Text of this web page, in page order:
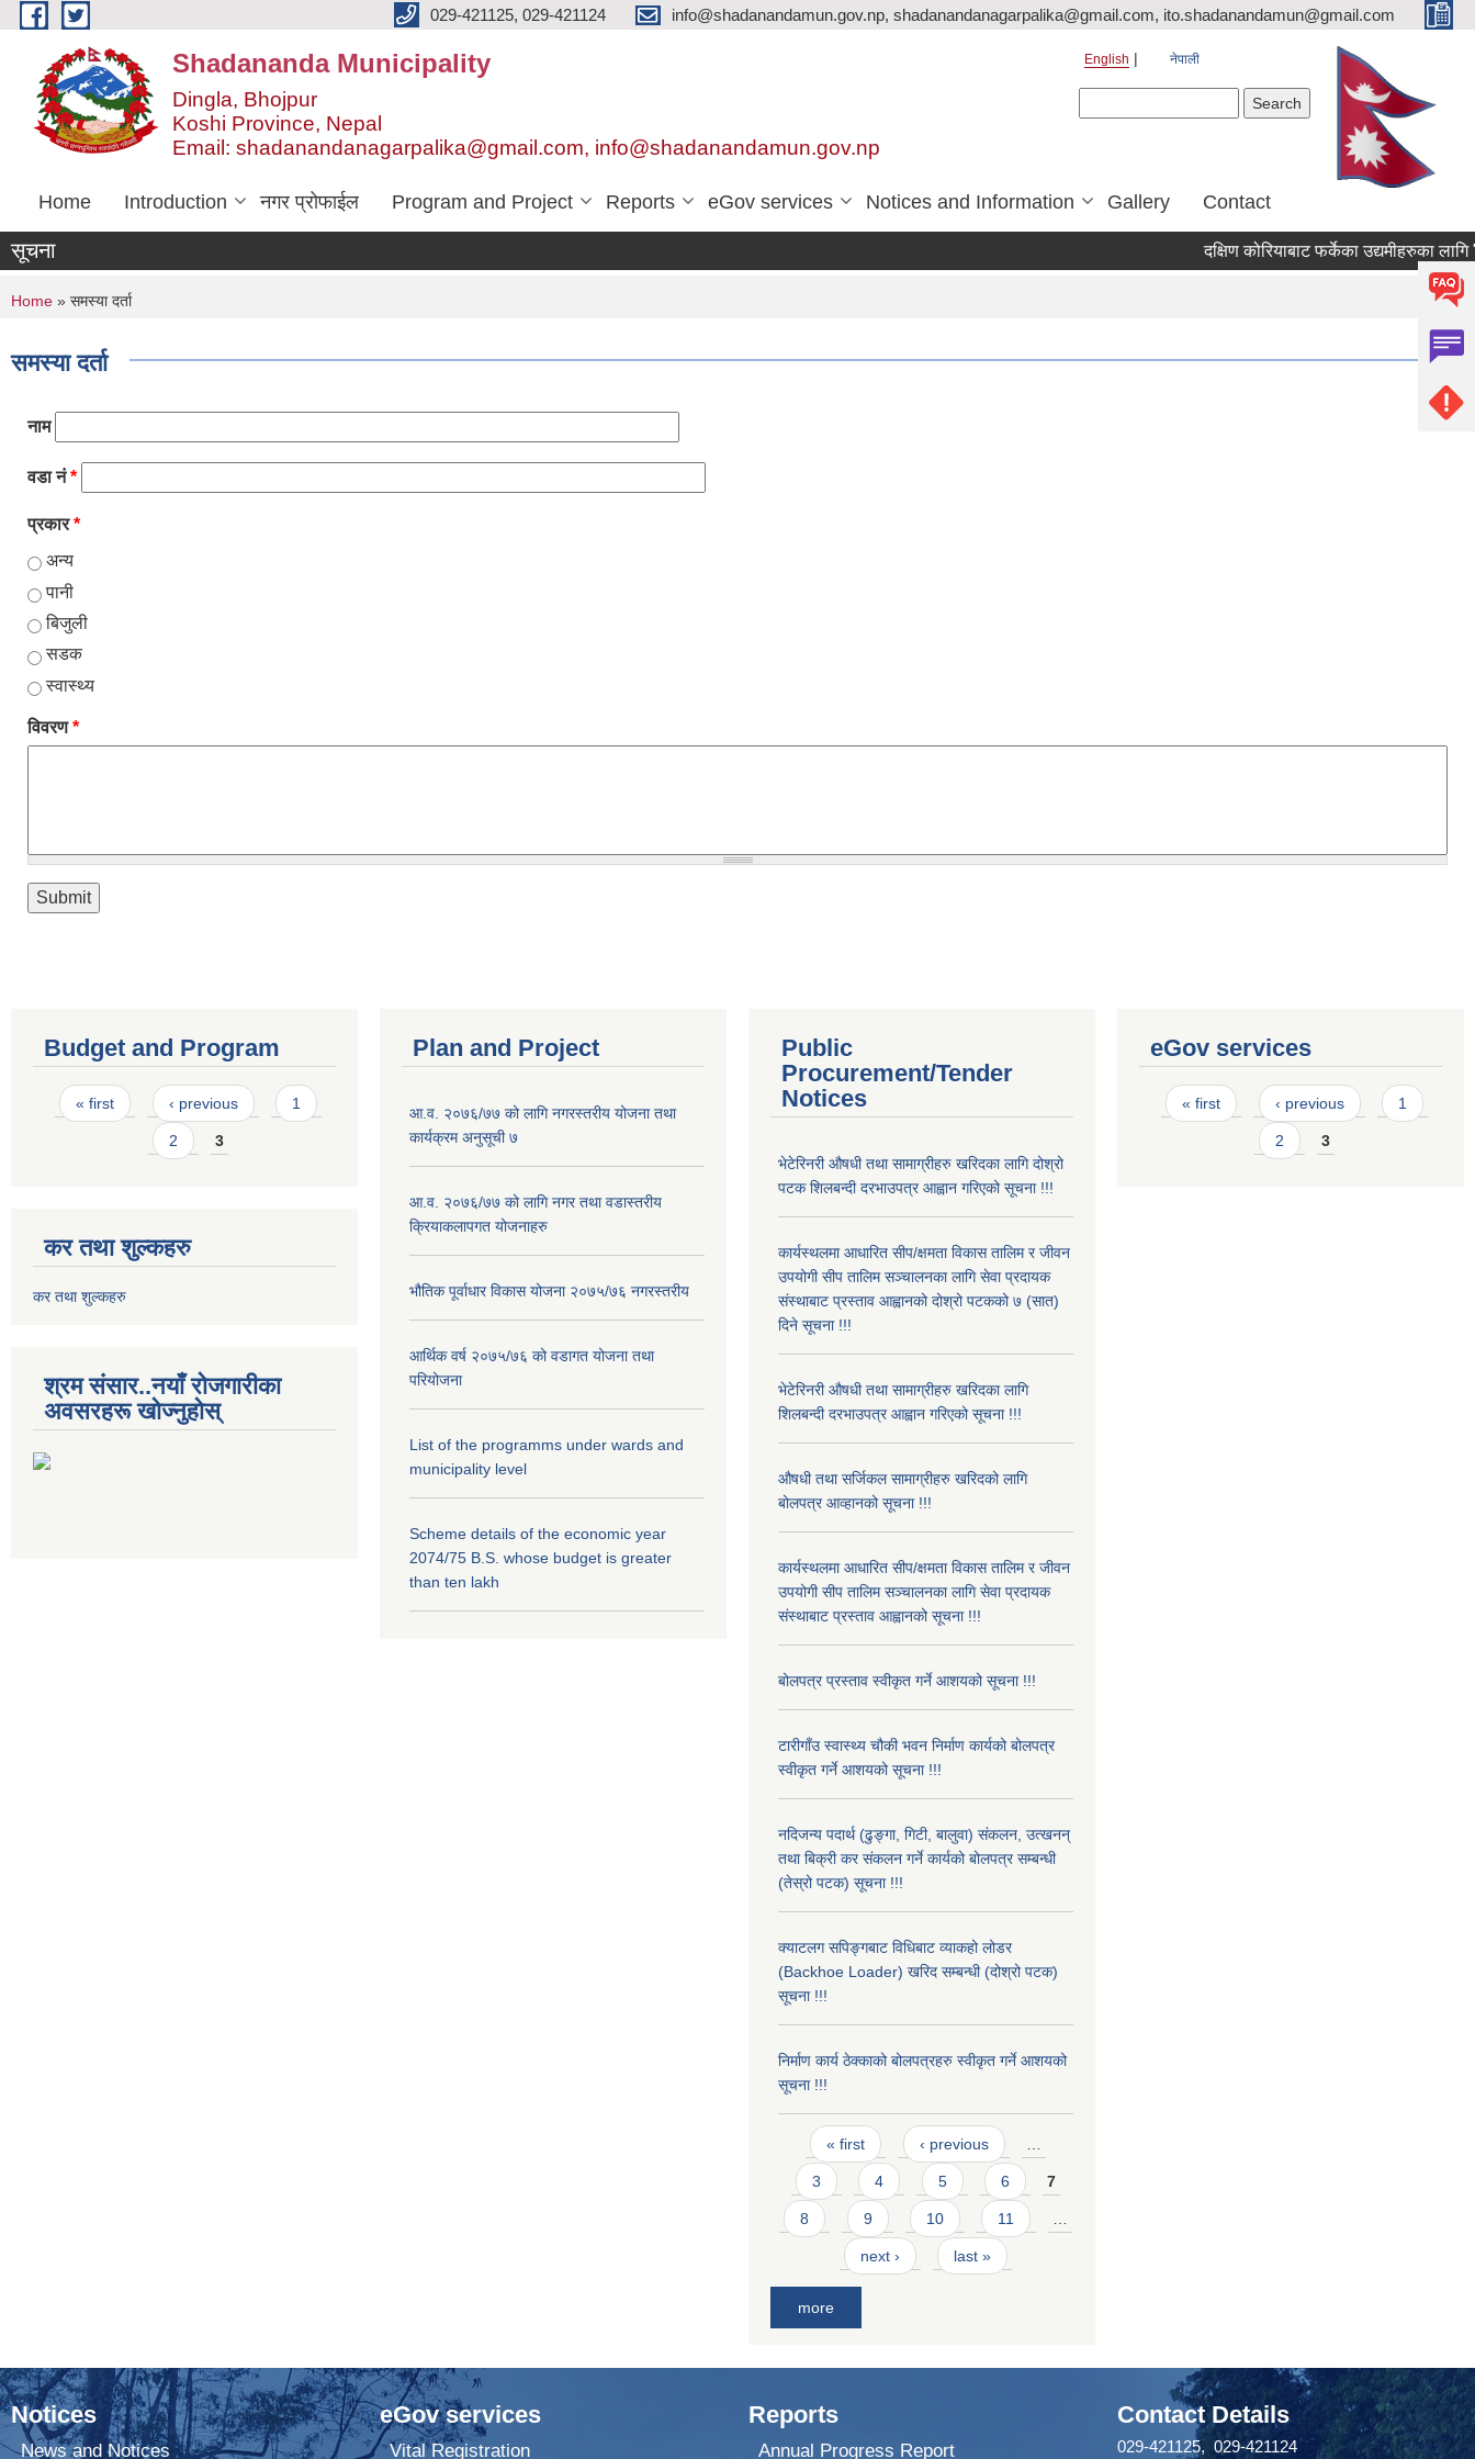
Skip to main content 029-421125, 029-421124 info@shadanandamun.gov.np, shadanandanagarpalika@gmail.com, ito.shadanandamun@gmail.com
Shadananda Municipality
Dingla, Bhojpur
Koshi Province, Nepal
Email: shadanandanagarpalika@gmail.com, info@shadanandamun.gov.np
English नेपाली
Home Introduction नगर प्रोफाईल Program and Project Reports eGov services Notices and Information Gallery Contact
सूचना दक्षिण कोरियाबाट फर्केका उद्यमीहरुका लागि
You are here
Home » समस्या दर्ता
समस्या दर्ता
नाम
वडा नं*
प्रकार*
अन्य
पानी
बिजुली
सडक
स्वास्थ्य
विवरण*
Budget and Program
Pages
« first ‹ previous 1
2 3
कर तथा शुल्कहरु
कर तथा शुल्कहरु
श्रम संसार..नयाँ रोजगारीका
अवसरहरू खोज्नुहोस्
Plan and Project
आ.व. २०७६/७७ को लागि नगरस्तरीय योजना तथा
कार्यक्रम अनुसूची ७
आ.व. २०७६/७७ को लागि नगर तथा वडास्तरीय
क्रियाकलापगत योजनाहरु
भौतिक पूर्वाधार विकास योजना २०७५/७६ नगरस्तरीय
आर्थिक वर्ष २०७५/७६ को वडागत योजना तथा
परियोजना
List of the programms under wards and
municipality level
Scheme details of the economic year
2074/75 B.S. whose budget is greater
than ten lakh
Public
Procurement/Tender
Notices
भेटेरिनरी औषधी तथा सामाग्रीहरु खरिदका लागि दोश्रो
पटक शिलबन्दी दरभाउपत्र आह्वान गरिएको सूचना !!!
कार्यस्थलमा आधारित सीप/क्षमता विकास तालिम र जीवन
उपयोगी सीप तालिम सञ्चालनका लागि सेवा प्रदायक
संस्थाबाट प्रस्ताव आह्वानको दोश्रो पटकको ७ (सात)
दिने सूचना !!!
भेटेरिनरी औषधी तथा सामाग्रीहरु खरिदका लागि
शिलबन्दी दरभाउपत्र आह्वान गरिएको सूचना !!!
औषधी तथा सर्जिकल सामाग्रीहरु खरिदको लागि
बोलपत्र आव्हानको सूचना !!!
कार्यस्थलमा आधारित सीप/क्षमता विकास तालिम र जीवन
उपयोगी सीप तालिम सञ्चालनका लागि सेवा प्रदायक
संस्थाबाट प्रस्ताव आह्वानको सूचना !!!
बोलपत्र प्रस्ताव स्वीकृत गर्ने आशयको सूचना !!!
टारीगाँउ स्वास्थ्य चौकी भवन निर्माण कार्यको बोलपत्र
स्वीकृत गर्ने आशयको सूचना !!!
नदिजन्य पदार्थ (ढुङ्गा, गिटी, बालुवा) संकलन, उत्खनन्
तथा बिक्री कर संकलन गर्ने कार्यको बोलपत्र सम्बन्धी
(तेस्रो पटक) सूचना !!!
क्याटलग सपिङ्गबाट विधिबाट व्याकहो लोडर
(Backhoe Loader) खरिद सम्बन्धी (दोश्रो पटक)
सूचना !!!
निर्माण कार्य ठेक्काको बोलपत्रहरु स्वीकृत गर्ने आशयको
सूचना !!!
Pages
« first ‹ previous
3 4 5 6 7
8 9 10 11
next › last »
more
eGov services
Pages
« first ‹ previous 1
2 3
Notices
News and Notices
eGov services
Vital Registration
Reports
Annual Progress Report
Contact Details
029-421125, 029-421124